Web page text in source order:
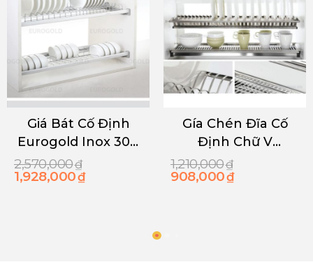
Gía Chén Đĩa Cố
Định Chữ V
Eurogold Inox201
EU01100
1,210,000₫
908,000₫
GIÁ LIÊN HOÀN
HỘP EUROGOLD
EU101/EU102
9,010,000₫
6,758,000